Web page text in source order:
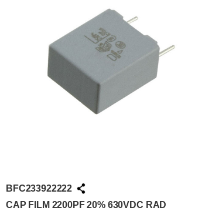
BFC233922222
CAP FILM 2200PF 20% 630VDC RAD